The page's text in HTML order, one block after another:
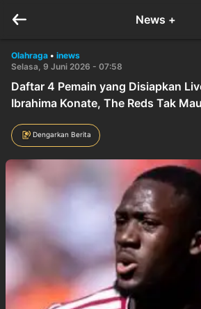
News +
Olahraga • inews
Selasa, 9 Juni 2026 - 07:58
Daftar 4 Pemain yang Disiapkan
Ibrahima Konate, The Reds Tak
Dengarkan Berita